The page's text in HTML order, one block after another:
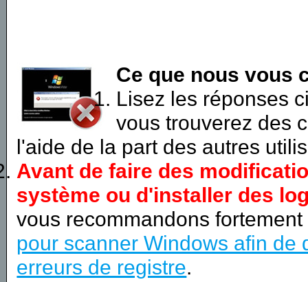
Ce que nous vous
Lisez les réponses
vous trouverez des
l'aide de la part des autres
Avant de faire des
système ou d'installer des
vous recommandons
pour scanner Windows afin de
erreurs de registre.